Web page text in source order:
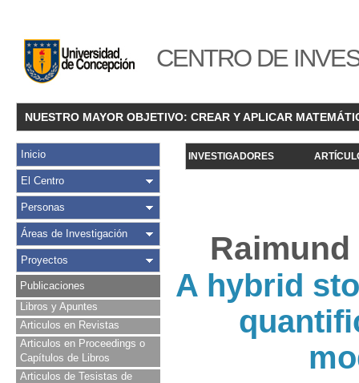
CENTRO DE
NUESTRO MAYOR OBJETIVO: CREAR Y APLICAR
Inicio
El Centro
Personas
Áreas de Investigación
Proyectos
Publicaciones
Libros y Apuntes
Articulos en Revistas
Articulos en Proceedings o
Capítulos de Libros
Articulos de Tesistas de
INVESTIGADORES
A hybrid